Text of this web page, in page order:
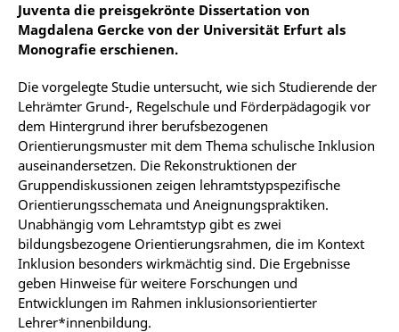
Juventa die preisgekrönte Dissertation von
Magdalena Gercke von der Universität Erfurt als
Monografie erschienen.
Die vorgelegte Studie untersucht, wie sich Studierende der
Lehrämter Grund-, Regelschule und Förderpädagogik vor
dem Hintergrund ihrer berufsbezogenen
Orientierungsmuster mit dem Thema schulische Inklusion
auseinandersetzen. Die Rekonstruktionen der
Gruppendiskussionen zeigen lehramtstypspezifische
Orientierungsschemata und Aneignungspraktiken.
Unabhängig vom Lehramtstyp gibt es zwei
bildungsbezogene Orientierungsrahmen, die im Kontext
Inklusion besonders wirkmächtig sind. Die Ergebnisse
geben Hinweise für weitere Forschungen und
Entwicklungen im Rahmen inklusionsorientierter
Lehrer*innenbildung.